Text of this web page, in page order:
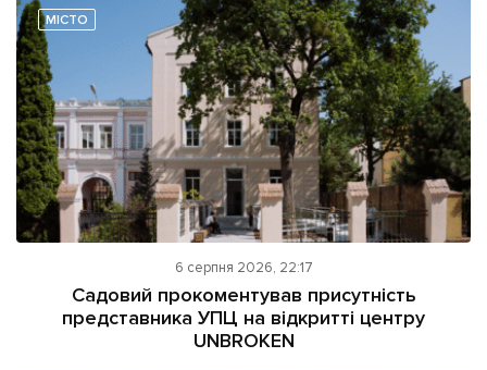
МІСТО
6 серпня 2026, 22:17
Садовий прокоментував присутність
представника УПЦ на відкритті центру
UNBROKEN